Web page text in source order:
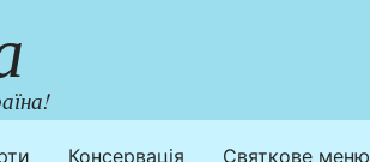
Консервація Святкове меню